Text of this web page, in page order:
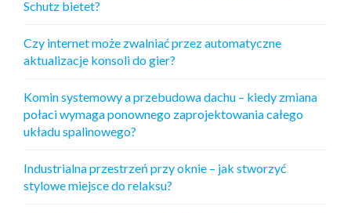
Schutz bietet?
Czy internet może zwalniać przez automatyczne
aktualizacje konsoli do gier?
Komin systemowy a przebudowa dachu – kiedy zmiana
połaci wymaga ponownego zaprojektowania całego
układu spalinowego?
Industrialna przestrzeń przy oknie – jak stworzyć
stylowe miejsce do relaksu?